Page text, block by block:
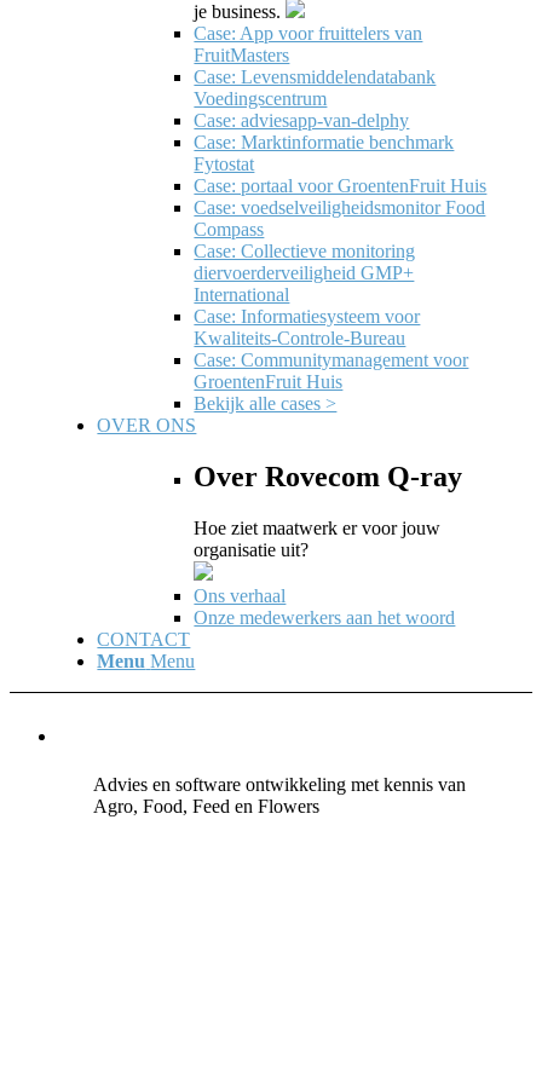
je business.
Case: App voor fruittelers van
FruitMasters
Case: Levensmiddelendatabank
Voedingscentrum
Case: adviesapp-van-delphy
Case: Marktinformatie benchmark
Fytostat
Case: portaal voor GroentenFruit Huis
Case: voedselveiligheidsmonitor Food
Compass
Case: Collectieve monitoring
diervoerderveiligheid GMP+
International
Case: Informatiesysteem voor
Kwaliteits-Controle-Bureau
Case: Communitymanagement voor
GroentenFruit Huis
Bekijk alle cases >
OVER ONS
Over Rovecom Q-ray
Hoe ziet maatwerk er voor jouw
organisatie uit?
Ons verhaal
Onze medewerkers aan het woord
CONTACT
Menu Menu
Advies en software ontwikkeling met kennis van
Agro, Food, Feed en Flowers